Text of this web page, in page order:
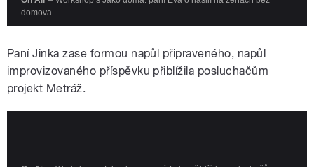
Paní Jinka zase formou napůl připraveného, napůl
improvizovaného příspěvku přiblížila posluchačům
projekt Metráž.